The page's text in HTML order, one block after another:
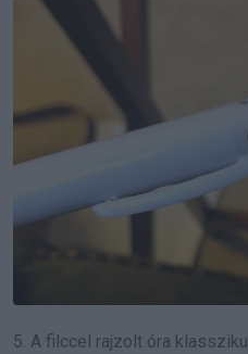
5. A filccel rajzolt óra